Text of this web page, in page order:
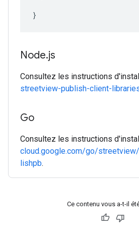
}
Node.js
Consultez les instructions
streetview-publish-client-
Go
Consultez les instructions
cloud.google.com/go/
lishpb.
Ce contenu vous a-t-il